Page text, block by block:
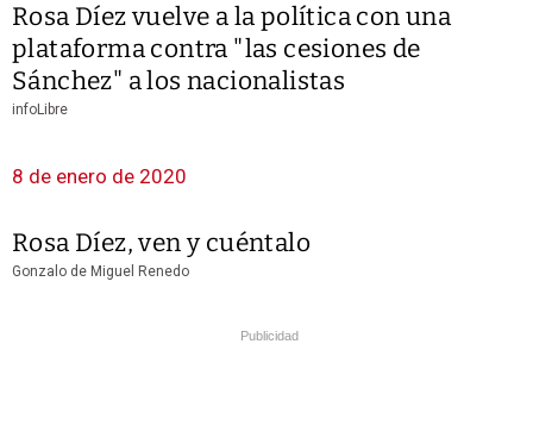
Rosa Díez vuelve a la política con una
plataforma contra "las cesiones de
Sánchez" a los nacionalistas
infoLibre
8 de enero de 2020
Rosa Díez, ven y cuéntalo
Gonzalo de Miguel Renedo
Publicidad